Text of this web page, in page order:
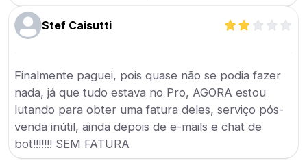
Stef Caisutti
Finalmente paguei, pois quase não se podia fazer
nada, já que tudo estava no Pro, AGORA estou
lutando para obter uma fatura deles, serviço pós-
venda inútil, ainda depois de e-mails e chat de
bot!!!!!!! SEM FATURA